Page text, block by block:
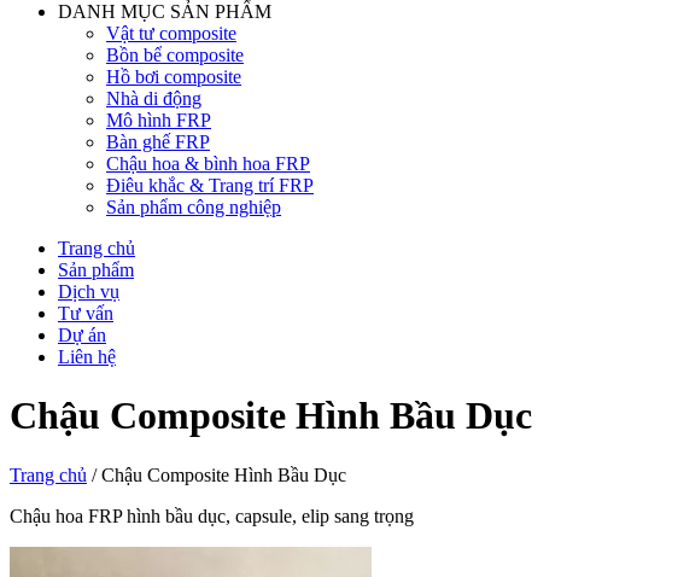
DANH MỤC SẢN PHẨM
Vật tư composite
Bồn bể composite
Hồ bơi composite
Nhà di động
Mô hình FRP
Bàn ghế FRP
Chậu hoa & bình hoa FRP
Điêu khắc & Trang trí FRP
Sản phẩm công nghiệp
Trang chủ
Sản phẩm
Dịch vụ
Tư vấn
Dự án
Liên hệ
Chậu Composite Hình Bầu Dục
Trang chủ /Chậu Composite Hình Bầu Dục
Chậu hoa FRP hình bầu dục, capsule, elip sang trọng